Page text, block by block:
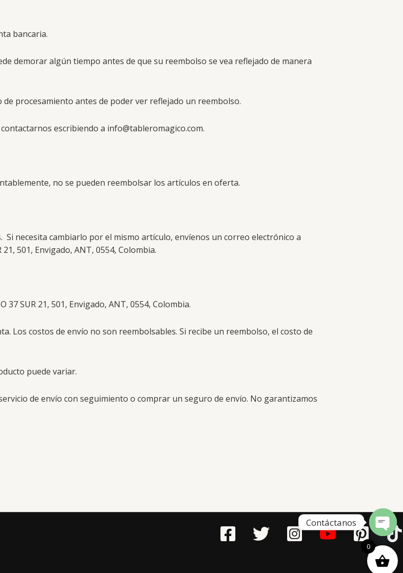
bancaria.
demorar algún tiempo antes de que su reembolso se vea reflejado de manera
procesamiento antes de poder ver reflejado un reembolso.
escribiendo a info@tableromagico.com.
no se pueden reembolsar los artículos en oferta.
necesita cambiarlo por el mismo artículo, envíenos un correo electrónico a
501, Envigado, ANT, 0554, Colombia.
SUR 21, 501, Envigado, ANT, 0554, Colombia.
Los costos de envío no son reembolsables. Si recibe un reembolso, el costo de
puede variar.
de envío con seguimiento o comprar un seguro de envío. No garantizamos
0
Contáctanos
Open
chaty